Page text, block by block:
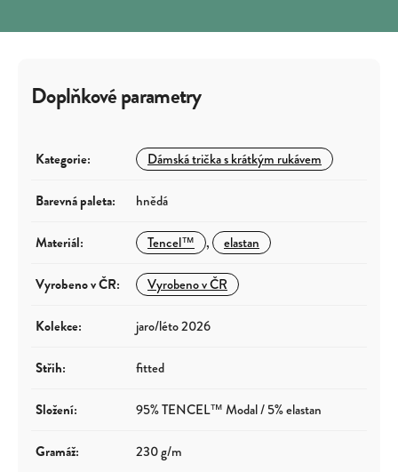
Doplňkové parametry
Kategorie: Dámská trička s krátkým rukávem
Barevná paleta: hnědá
Materiál: Tencel™ , elastan
Vyrobeno v ČR: Vyrobeno v ČR
Kolekce: jaro/léto 2026
Střih: fitted
Složení: 95% TENCEL™ Modal / 5% elastan
Gramáž: 230 g/m